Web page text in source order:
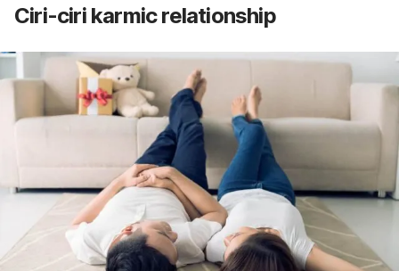
Ciri-ciri karmic relationship